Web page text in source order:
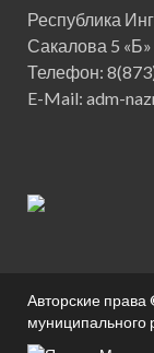
Республика
Сакалова 5 «Б»
Телефон:
E-Mail: adm-
Авторские
муниципального